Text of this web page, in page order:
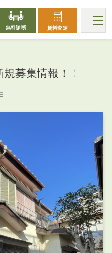
無料診断 賃料査定
募集情報！！